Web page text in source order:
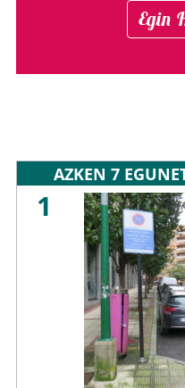
Egin
AZKEN 7
1